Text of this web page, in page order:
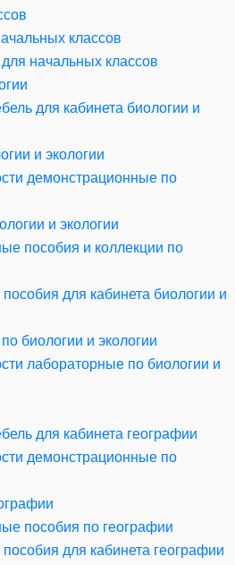
классов
начальных классов
для кабинета биологии и
и экологии
демонстрационные по
и экологии
пособия и коллекции по
для кабинета биологии и
биологии и экологии
лабораторные по биологии и
для кабинета географии
демонстрационные по
пособия по географии
для кабинета географии